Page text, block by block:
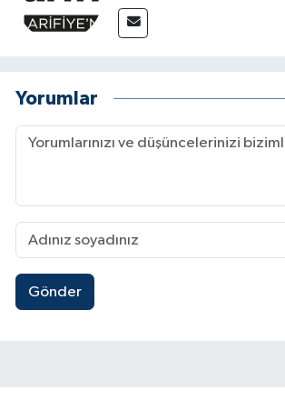
Yorumlar
Gönder